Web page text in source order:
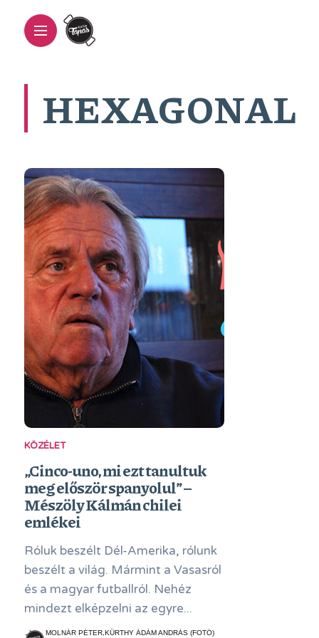
HEXAGONAL
KÖZÉLET
„Cinco-uno, mi ezt tanultuk
meg először spanyolul” –
Mészöly Kálmán chilei
emlékei
Róluk beszélt Dél-Amerika, rólunk
beszélt a világ. Mármint a Vasasról
és a magyar futballról. Nehéz
mindezt elképzelni az egyre...
MOLNÁR PÉTER,KÜRTHY ÁDÁM ANDRÁS (FOTÓ)